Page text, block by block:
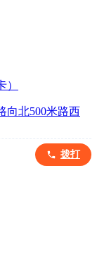
向北500米路西
拨打